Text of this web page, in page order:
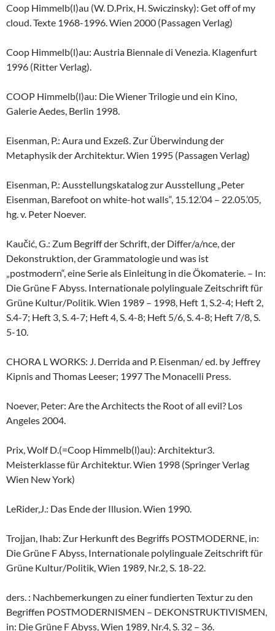
Coop Himmelb(l)au (W. D.Prix, H. Swiczinsky): Get off of my
cloud. Texte 1968-1996. Wien 2000 (Passagen Verlag)
Coop Himmelb(l)au: Austria Biennale di Venezia. Klagenfurt
1996 (Ritter Verlag).
COOP Himmelb(l)au: Die Wiener Trilogie und ein Kino,
Galerie Aedes, Berlin 1998.
Eisenman, P.: Aura und Exzeß. Zur Überwindung der
Metaphysik der Architektur. Wien 1995 (Passagen Verlag)
Eisenman, P.: Ausstellungskatalog zur Ausstellung „Peter
Eisenman, Barefoot on white-hot walls“, 15.12.’04 – 22.05.’05,
hg. v. Peter Noever.
Kaučić, G.: Zum Begriff der Schrift, der Differ/a/nce, der
Dekonstruktion, der Grammatologie und was ist
„postmodern“, eine Serie als Einleitung in die Ökomaterie. – In:
Die Grüne F Abyss. Internationale polylinguale Zeitschrift für
Grüne Kultur/Politik. Wien 1989 – 1998, Heft 1, S.2-4; Heft 2,
S.4-7; Heft 3, S. 4-7; Heft 4, S. 4-8; Heft 5/6, S. 4-8; Heft 7/8, S.
5-10.
CHORA L WORKS: J. Derrida and P. Eisenman/ ed. by Jeffrey
Kipnis and Thomas Leeser; 1997 The Monacelli Press.
Noever, Peter: Are the Architects the Root of all evil? Los
Angeles 2004.
Prix, Wolf D.(=Coop Himmelb(l)au): Architektur3.
Meisterklasse für Architektur. Wien 1998 (Springer Verlag
Wien New York)
LeRider,J.: Das Ende der Illusion. Wien 1990.
Trojjan, Ihab: Zur Herkunft des Begriffs POSTMODERNE, in:
Die Grüne F Abyss, Internationale polylinguale Zeitschrift für
Grüne Kultur/Politik, Wien 1989, Nr.2, S. 18-22.
ders. : Nachbemerkungen zu einer fundierten Textur zu den
Begriffen POSTMODERNISMEN – DEKONSTRUKTIVISMEN,
in: Die Grüne F Abyss, Wien 1989, Nr.4, S. 32 – 36.